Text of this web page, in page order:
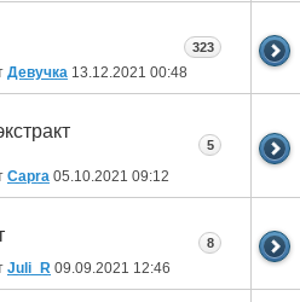
Девучка 13.12.2021 00:48
323
Capra 05.10.2021 09:12
5
Juli_R 09.09.2021 12:46
8